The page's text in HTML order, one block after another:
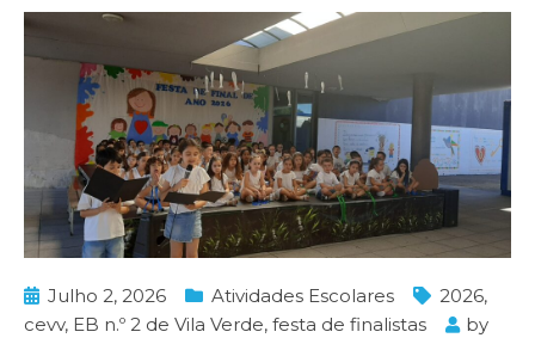
Julho 2, 2026 Atividades Escolares 2026,
cevv, EB n.º 2 de Vila Verde, festa de finalistas
by